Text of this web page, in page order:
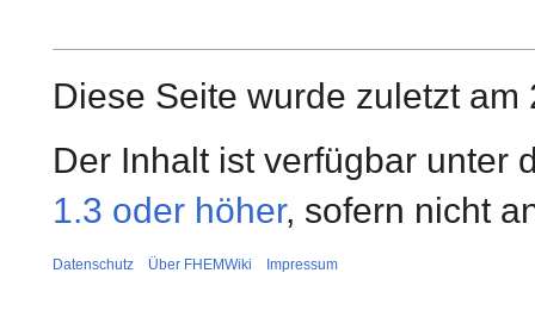
Diese Seite wurde zuletzt
Der Inhalt ist verfügbar unter
1.3 oder höher, sofern nicht
Datenschutz Über FHEMWiki Impressum